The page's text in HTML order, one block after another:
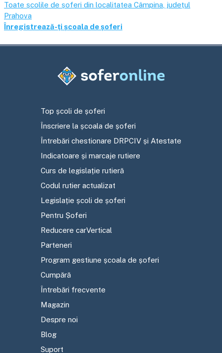
Toate școlile de șoferi din localitatea Câmpina , județul
Prahova
Înregistrează-ți școala de șoferi
Top școli de șoferi
Înscriere la școala de șoferi
Întrebări chestionare DRPCIV și Atestate
Indicatoare și marcaje rutiere
Curs de legislație rutieră
Codul rutier actualizat
Legislație școli de șoferi
Pentru Șoferi
Reducere carVertical
Parteneri
Program gestiune școala de șoferi
Cumpără
Întrebări frecvente
Magazin
Despre noi
Blog
Suport